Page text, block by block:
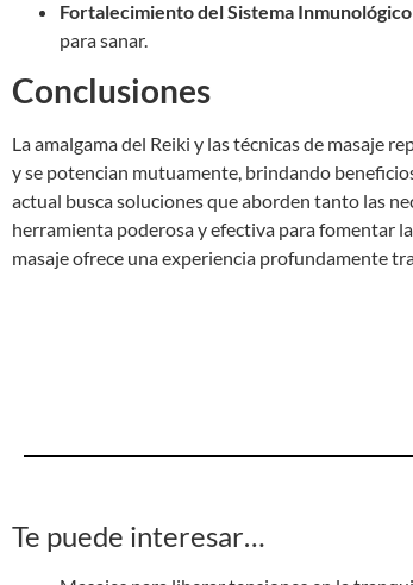
Fortalecimiento del Sistema Inmunológico
para sanar.
Conclusiones
La amalgama del Reiki y las técnicas de masaje
y se potencian mutuamente, brindando
actual busca soluciones que aborden tanto las
herramienta poderosa y efectiva para fomentar
masaje ofrece una experiencia profundamente
Te puede interesar…